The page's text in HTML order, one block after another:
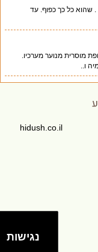
כל כך כפוף. עד
מנוער מערכיו.
hidush.co.il
נגישות